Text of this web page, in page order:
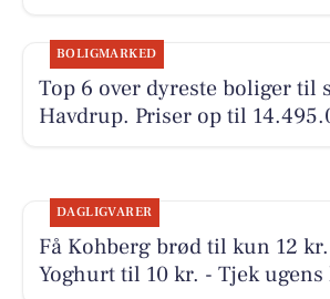
BOLIGMARKED
Top 6 over dyreste boliger til
Havdrup. Priser op til
DAGLIGVARER
Få Kohberg brød til kun 12
Yoghurt til 10 kr. - Tjek